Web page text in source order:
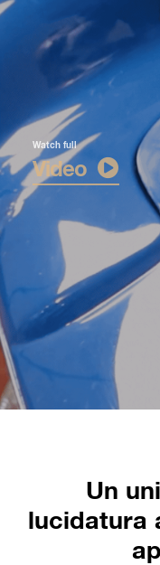
Watch full
Video
Un
lucidatura